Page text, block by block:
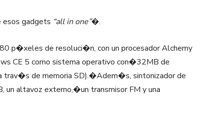
esos gadgets “all in one”�.
p�xeles de resoluci�n, con un procesador Alchemy
CE 5 como sistema operativo con�32MB de
trav�s de memoria SD).�Adem�s, sintonizador de
un altavoz externo,�un transmisor FM y una